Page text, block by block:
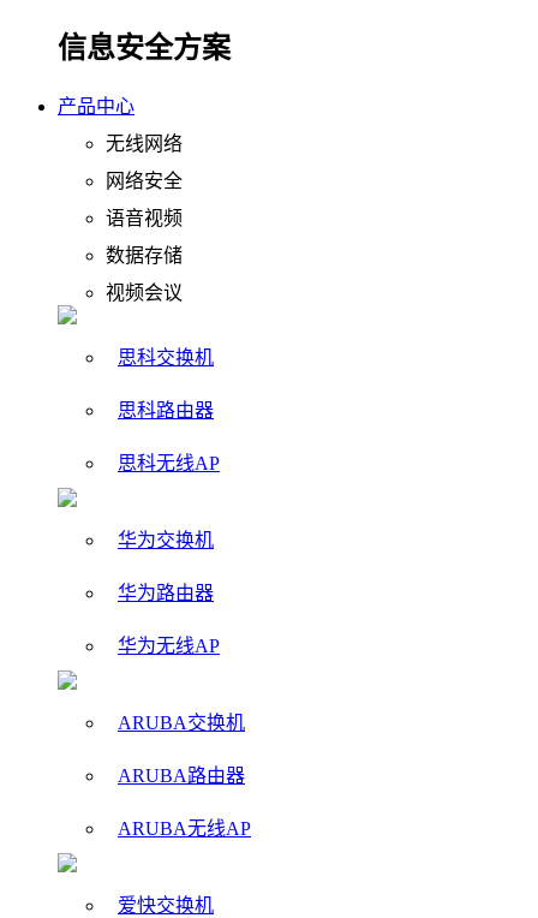
信息安全方案
产品中心
无线网络
网络安全
语音视频
数据存储
视频会议
思科交换机
思科路由器
思科无线AP
华为交换机
华为路由器
华为无线AP
ARUBA交换机
ARUBA路由器
ARUBA无线AP
爱快交换机